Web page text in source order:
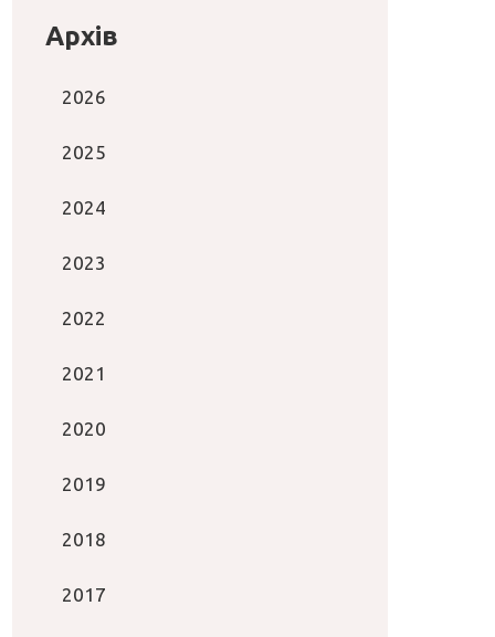
Архів
2026
2025
2024
2023
2022
2021
2020
2019
2018
2017